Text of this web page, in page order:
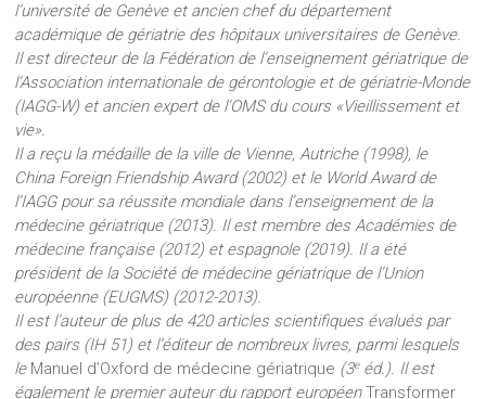
l’université de Genève et ancien chef du département
académique de gériatrie des hôpitaux universitaires de Genève.
Il est directeur de la Fédération de l’enseignement gériatrique de
l’Association internationale de gérontologie et de gériatrie-Monde
(IAGG-W) et ancien expert de l’OMS du cours «Vieillissement et
vie».
Il a reçu la médaille de la ville de Vienne, Autriche (1998), le
China Foreign Friendship Award (2002) et le World Award de
l’IAGG pour sa réussite mondiale dans l’enseignement de la
médecine gériatrique (2013). Il est membre des Académies de
médecine française (2012) et espagnole (2019). Il a été
président de la Société de médecine gériatrique de l’Union
européenne (EUGMS) (2012-2013).
Il est l’auteur de plus de 420 articles scientifiques évalués par
des pairs (IH 51) et l’éditeur de nombreux livres, parmi lesquels
le Manuel d’Oxford de médecine gériatrique (3eéd.). Il est
également le premier auteur du rapport européenTransformer